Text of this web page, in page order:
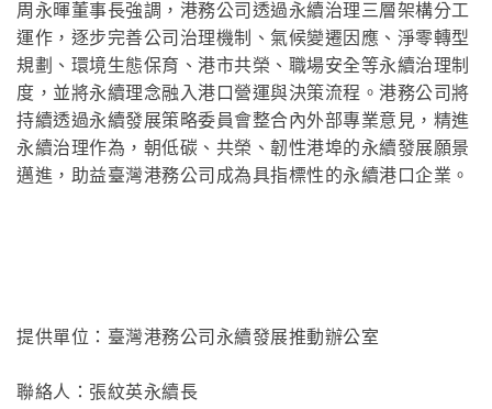
周永暉董事長強調，港務公司透過永續治理三層架構分工
運作，逐步完善公司治理機制、氣候變遷因應、淨零轉型
規劃、環境生態保育、港市共榮、職場安全等永續治理制
度，並將永續理念融入港口營運與決策流程。港務公司將
持續透過永續發展策略委員會整合內外部專業意見，精進
永續治理作為，朝低碳、共榮、韌性港埠的永續發展願景
邁進，助益臺灣港務公司成為具指標性的永續港口企業。
提供單位：臺灣港務公司永續發展推動辦公室
聯絡人：張紋英永續長